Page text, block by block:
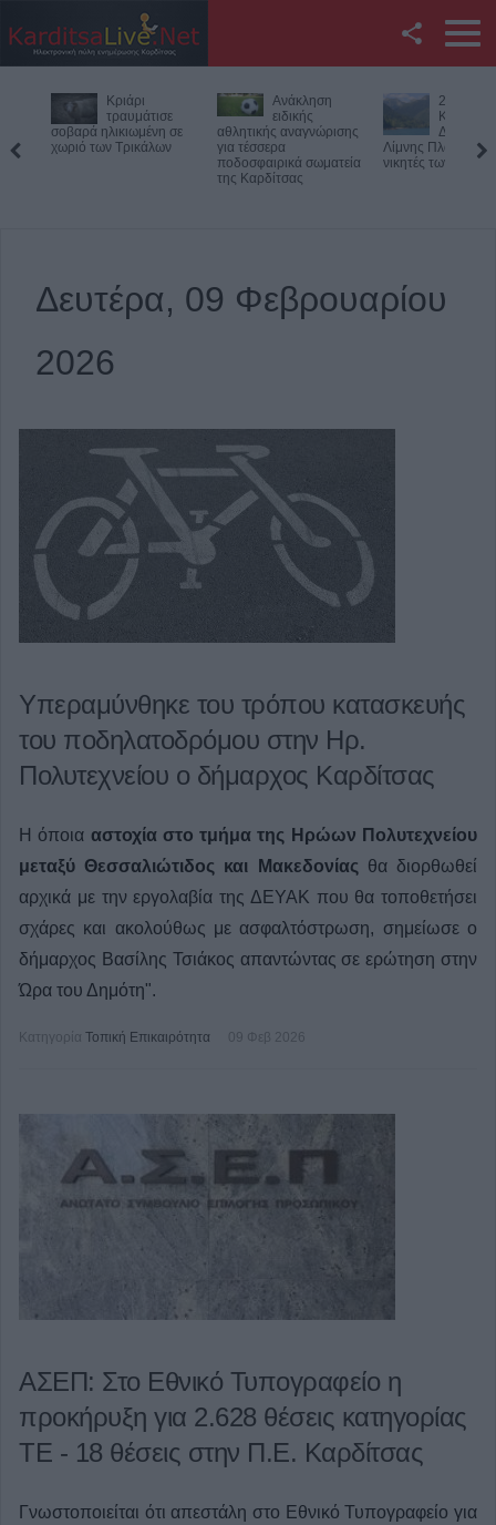
Twitter
YouTube
Επικοινωνία με το
KarditsaLive.Net
Ανάκληση
ειδικής
αθλητικής αναγνώρισης
για τέσσερα
27ος
Κολυμβητικός
Διάπλους
Λίμνης Πλαστήρα: Οι
νικητές των αγώνων
τροχαίο
33χρονο
μοτοσικλετιστή
Πιερία
Δευτέρα, 09 Φεβρουαρίου
2026
Υπεραμύνθηκε του τρόπου κατασκευής
του ποδηλατοδρόμου στην Ηρ.
Πολυτεχνείου ο δήμαρχος Καρδίτσας
Η όποια αστοχία στο τμήμα της Ηρώων Πολυτεχνείου
μεταξύ Θεσσαλιώτιδος και Μακεδονίας θα διορθωθεί
αρχικά με την εργολαβία της ΔΕΥΑΚ που θα τοποθετήσει
σχάρες και ακολούθως με ασφαλτόστρωση, σημείωσε ο
δήμαρχος Βασίλης Τσιάκος απαντώντας σε ερώτηση στην
Ώρα του Δημότη".
Κατηγορία Τοπική Επικαιρότητα 09 Φεβ 2026
ΑΣΕΠ: Στο Εθνικό Τυπογραφείο η
προκήρυξη για 2.628 θέσεις κατηγορίας
ΤΕ - 18 θέσεις στην Π.Ε. Καρδίτσας
Γνωστοποιείται ότι απεστάλη στο Εθνικό Τυπογραφείο για